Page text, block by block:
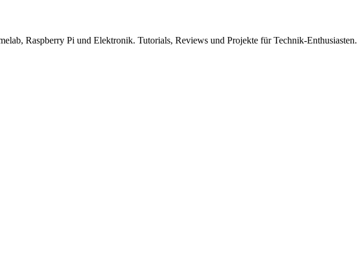
Raspberry Pi und Elektronik. Tutorials, Reviews und Projekte für Technik-Enthusiasten.